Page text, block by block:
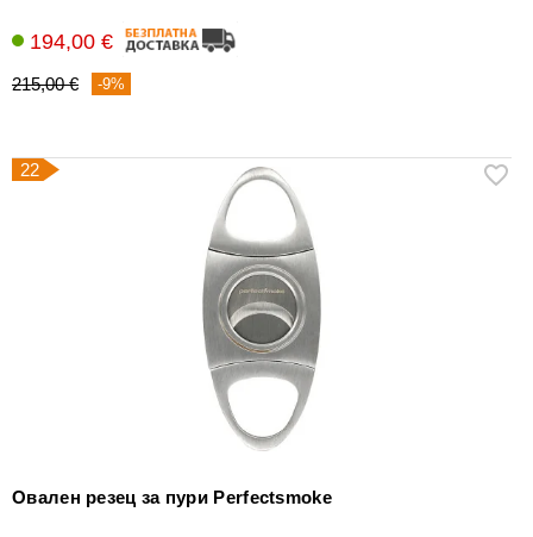
194,00 €
215,00 € -9%
22
Овален резец за пури Perfectsmoke